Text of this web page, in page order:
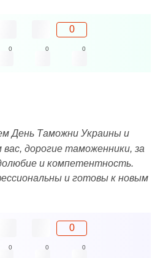
0
0 0 0
День Таможни Украины и
вас, дорогие таможенники, за
и компетентность.
и готовы к новым
0
0 0 0